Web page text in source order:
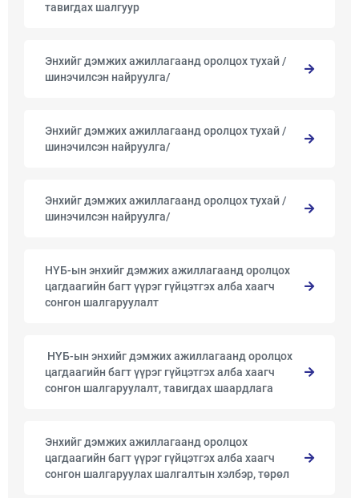
тавигдах шалгуур
Энхийг дэмжих ажиллагаанд оролцох тухай /
шинэчилсэн найруулга/
Энхийг дэмжих ажиллагаанд оролцох тухай /
шинэчилсэн найруулга/
Энхийг дэмжих ажиллагаанд оролцох тухай /
шинэчилсэн найруулга/
НҮБ-ын энхийг дэмжих ажиллагаанд оролцох
цагдаагийн багт үүрэг гүйцэтгэх алба хаагч
сонгон шалгаруулалт
​ ​НҮБ-ын энхийг дэмжих ажиллагаанд оролцох
цагдаагийн багт үүрэг гүйцэтгэх алба хаагч
сонгон шалгаруулалт, тавигдах шаардлага
Энхийг дэмжих ажиллагаанд оролцох
цагдаагийн багт үүрэг гүйцэтгэх алба хаагч
сонгон шалгаруулах шалгалтын хэлбэр, төрөл